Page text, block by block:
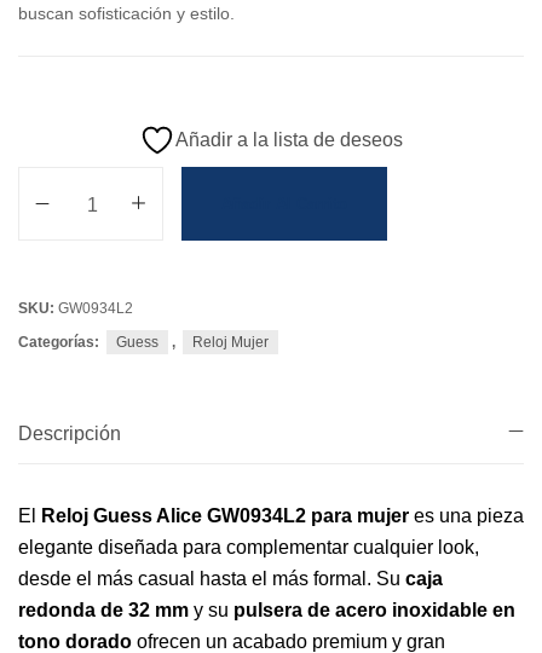
buscan sofisticación y estilo.
Añadir a la lista de deseos
SKU: GW0934L2
Categorías:
Guess , Reloj Mujer
Descripción
El Reloj Guess Alice GW0934L2 para mujer es una pieza
elegante diseñada para complementar cualquier look,
desde el más casual hasta el más formal. Su caja
redonda de 32 mm y su pulsera de acero inoxidable en
tono dorado ofrecen un acabado premium y gran